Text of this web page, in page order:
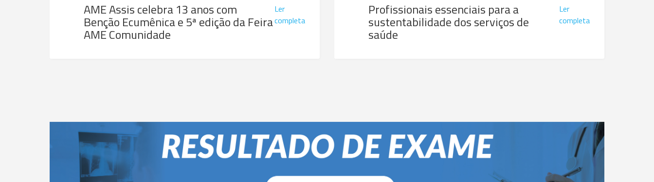
AME Assis celebra 13 anos com
Benção Ecumênica e 5ª edição da Feira
AME Comunidade
Ler
completa
Profissionais essenciais para a
sustentabilidade dos serviços de
saúde
Ler
completa